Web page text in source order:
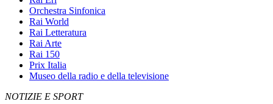
Orchestra Sinfonica
Rai World
Rai Letteratura
Rai Arte
Rai 150
Prix Italia
Museo della radio e della televisione
NOTIZIE E SPORT